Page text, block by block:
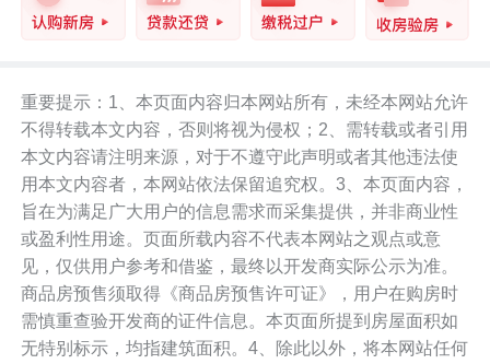
重要提示：1、本页面内容归本网站所有，未经本网站允许
不得转载本文内容，否则将视为侵权；2、需转载或者引用
本文内容请注明来源，对于不遵守此声明或者其他违法使
用本文内容者，本网站依法保留追究权。3、本页面内容，
旨在为满足广大用户的信息需求而采集提供，并非商业性
或盈利性用途。页面所载内容不代表本网站之观点或意
见，仅供用户参考和借鉴，最终以开发商实际公示为准。
商品房预售须取得《商品房预售许可证》，用户在购房时
需慎重查验开发商的证件信息。本页面所提到房屋面积如
无特别标示，均指建筑面积。4、除此以外，将本网站任何